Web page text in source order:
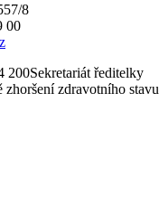
8
00
200Sekretariát ředitelky
zhoršení zdravotního stavu